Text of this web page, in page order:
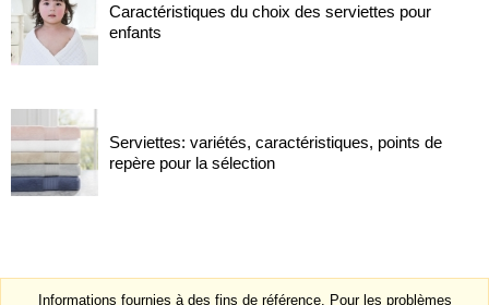
Caractéristiques du choix des serviettes pour
enfants
Serviettes: variétés, caractéristiques, points de
repère pour la sélection
Informations fournies à des fins de référence. Pour les problèmes